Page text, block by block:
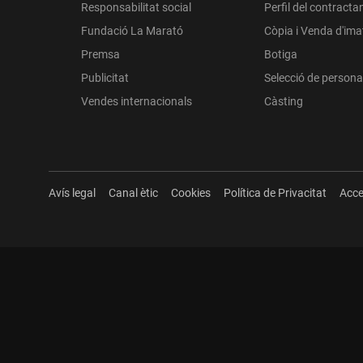
Responsabilitat social
Fundació La Marató
Premsa
Publicitat
Vendes internacionals
Perfil del
Còpia i Venda
Botiga
Selecció de personal
Càsting
Avís legal Canal ètic Cookies Política de Privacitat